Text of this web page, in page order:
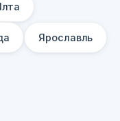
Ярославль